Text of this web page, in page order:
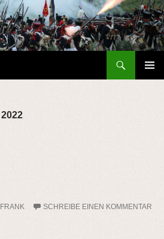
FRANK SCHREIBE EINEN KOMMENTAR